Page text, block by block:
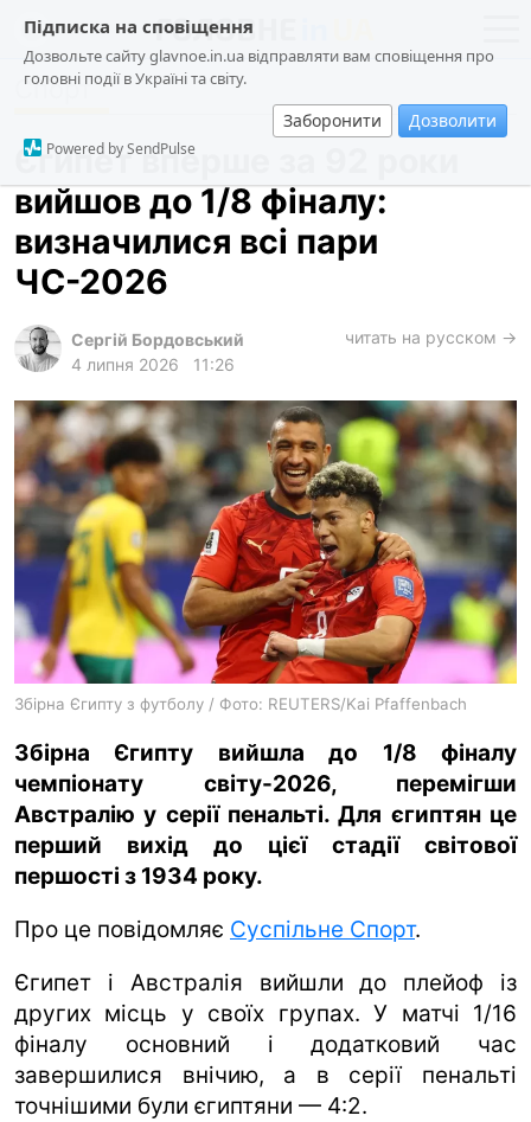
Підписка на сповіщення
Дозвольте сайту glavnoe.in.ua відправляти вам сповіщення про
головні події в Україні та світу.
Заборонити Дозволити
Powered by SendPulse
новини
про проєкт
суспільство
події
кримінал
харків
архів
gambling
ru en
Спорт
Єгипет вперше за 92 роки
вийшов до 1/8 фіналу:
визначилися всі пари
ЧС-2026
Сергій Бордовський
4 липня 2026
11:26
читать на русском →
Збірна Єгипту з футболу / Фото: REUTERS/Kai Pfaffenbach
Збірна Єгипту вийшла до 1/8 фіналу
чемпіонату світу-2026, перемігши
Австралію у серії пенальті. Для єгиптян це
перший вихід до цієї стадії світової
першості з 1934 року.
Про це повідомляє Суспільне Спорт.
Єгипет і Австралія вийшли до плейоф із
других місць у своїх групах. У матчі 1/16
фіналу основний і додатковий час
завершилися внічию, а в серії пенальті
точнішими були єгиптяни — 4:2.